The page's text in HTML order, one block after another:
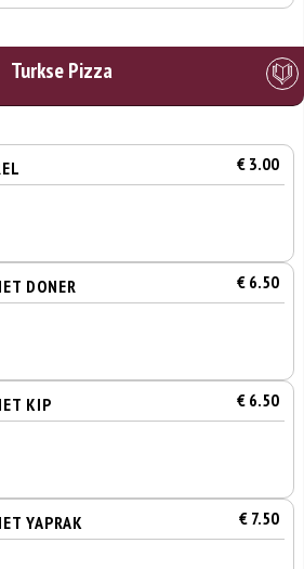
Turkse Pizza
€ 3.00
DONER € 6.50
KIP € 6.50
YAPRAK € 7.50